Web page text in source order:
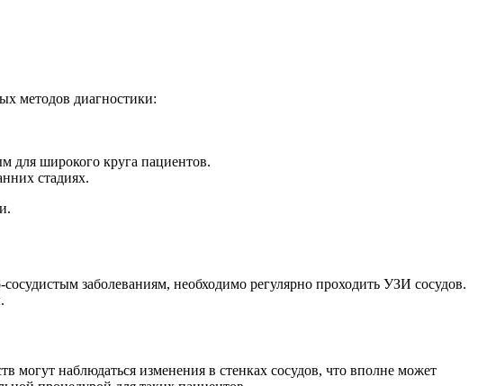
методов диагностики:
для широкого круга пациентов.
стадиях.
заболеваниям, необходимо регулярно проходить УЗИ сосудов.
наблюдаться изменения в стенках сосудов, что вполне может